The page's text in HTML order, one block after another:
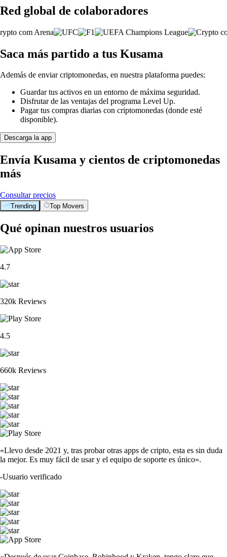
Red global de colaboradores
Saca más partido a tus Kusama
Además de enviar criptomonedas, en nuestra plataforma puedes:
Guardar tus activos en un entorno de máxima seguridad.
Disfrutar de las ventajas del programa Level Up.
Pagar tus compras diarias con criptomonedas (donde esté
disponible).
Descarga la app
Envía Kusama y cientos de criptomonedas
más
Consultar precios
Trending Top Movers
Qué opinan nuestros usuarios
4.7
320k Reviews
4.5
660k Reviews
«Llevo desde 2021 y, tras probar otras apps de cripto, esta es sin duda
la mejor. Es muy fácil de usar y el equipo de soporte es único».
-Usuario verificado